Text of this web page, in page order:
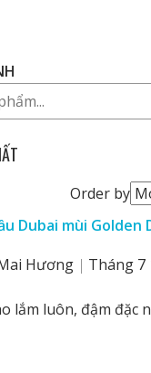
Order by
by
Dubai mùi Golden
Hương
Tháng 7
lắm luôn, đậm đặc